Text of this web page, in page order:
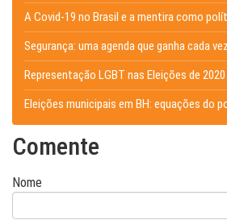
A Covid-19 no Brasil e a mentira como
Segurança: uma agenda que ganha cada
Representação LGBT nas Eleições de 2020
Eleições municipais em BH: equações do
Comente
Nome